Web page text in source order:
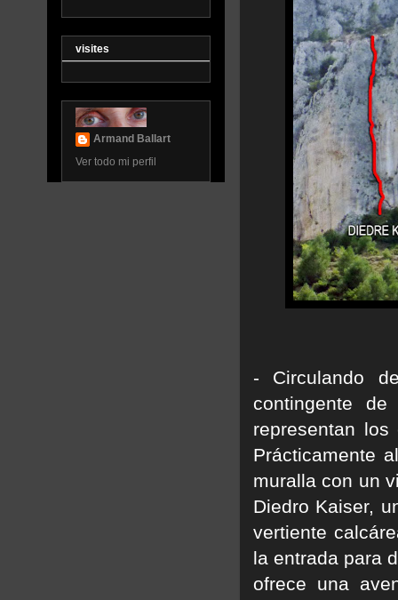
- Circulando
contingente
representan
Prácticamente
muralla con un
Diedro Kaiser,
vertiente
la entrada para
ofrece una
visites
Armand Ballart
Ver todo mi perfil